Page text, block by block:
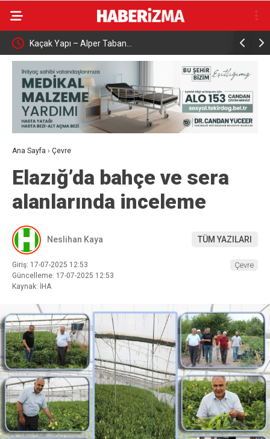
Kaçak Yapı – Alper Taban… Çalışma ve
Karabük’te
Ana Sayfa › Çevre
Elazığ’da bahçe ve sera
alanlarında inceleme
Neslihan Kaya TÜM YAZILARI
Giriş: 17-07-2025 12:53
Güncelleme: 17-07-2025 12:53
Kaynak: İHA
Çevre